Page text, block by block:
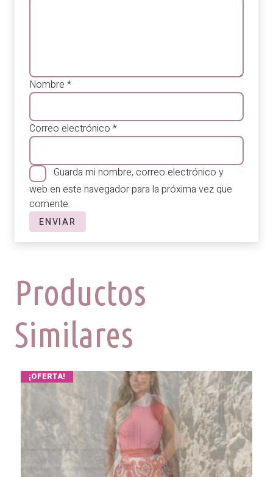
Nombre *
Correo electrónico *
Guarda mi nombre, correo electrónico y
web en este navegador para la próxima vez que
comente.
Productos
Similares
¡OFERTA!